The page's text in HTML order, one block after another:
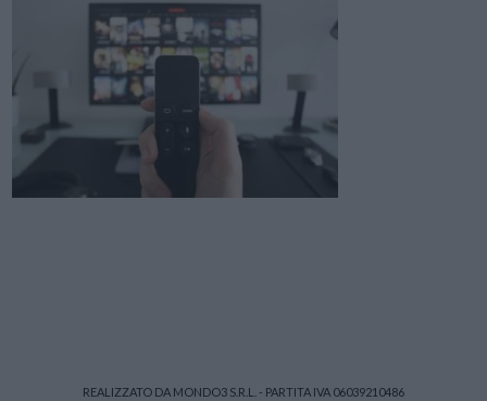
REALIZZATO DA MONDO3 S.R.L. - PARTITA IVA 06039210486